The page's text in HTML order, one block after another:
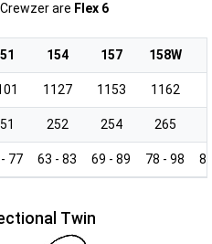
are Flex 6
154 157 158W
1127 1153 1162
252 254 265
77 63 - 83 69 - 89 78 - 98
Twin